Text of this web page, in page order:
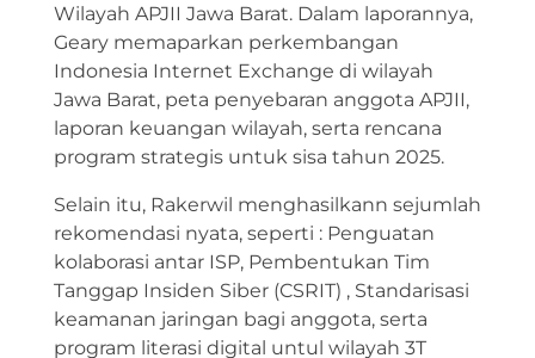
Wilayah APJII Jawa Barat. Dalam laporannya,
Geary memaparkan perkembangan
Indonesia Internet Exchange di wilayah
Jawa Barat, peta penyebaran anggota APJII,
laporan keuangan wilayah, serta rencana
program strategis untuk sisa tahun 2025.
Selain itu, Rakerwil menghasilkann sejumlah
rekomendasi nyata, seperti : Penguatan
kolaborasi antar ISP, Pembentukan Tim
Tanggap Insiden Siber (CSRIT) , Standarisasi
keamanan jaringan bagi anggota, serta
program literasi digital untul wilayah 3T